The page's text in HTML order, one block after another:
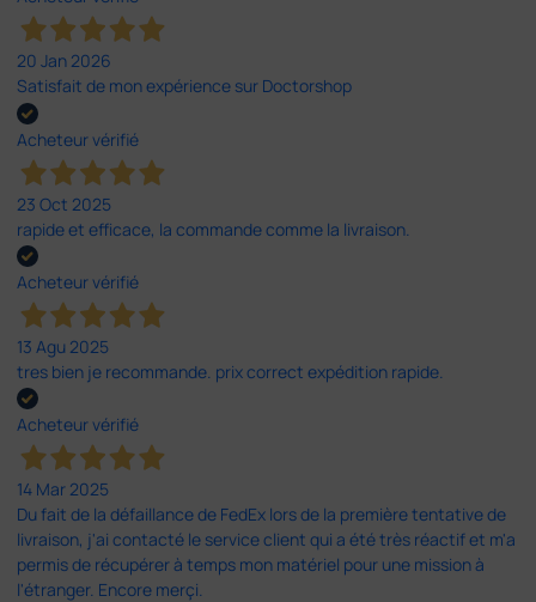
20 Jan 2026
Satisfait de mon expérience sur Doctorshop
Acheteur vérifié
23 Oct 2025
rapide et efficace, la commande comme la livraison.
Acheteur vérifié
13 Agu 2025
tres bien je recommande. prix correct expédition rapide.
Acheteur vérifié
14 Mar 2025
Du fait de la défaillance de FedEx lors de la première tentative de
livraison, j'ai contacté le service client qui a été très réactif et m'a
permis de récupérer à temps mon matériel pour une mission à
l'étranger. Encore merçi.